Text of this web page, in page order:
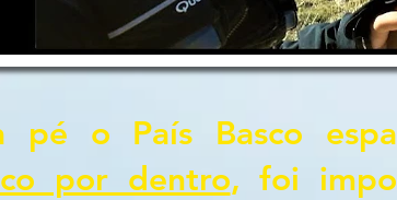
pé o País Basco
por dentro, foi